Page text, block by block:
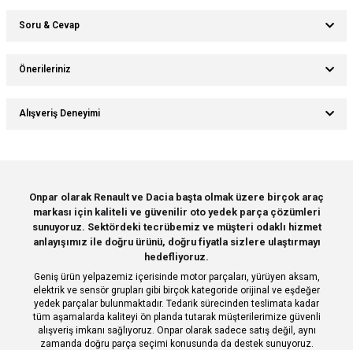
Soru & Cevap
Önerileriniz
Bu ürünün fiyat bilgisi, resim, ürün açıklamalarında ve diğer konularda
yetersiz gördüğünüz noktaları öneri formunu kullanarak tarafımıza
Ürün resmi kalitesiz, bozuk veya görüntülenemiyor.
Ürün açıklamasında eksik bilgiler bulunuyor.
Ürün bilgilerinde hatalar bulunuyor.
Ürün fiyatı diğer sitelerden daha pahalı.
Bu ürüne benzer farklı alternatifler olmalı.
Alışveriş Deneyimi
Deneyimini Paylaş
Onpar olarak Renault ve Dacia başta olmak üzere birçok araç
markası için kaliteli ve güvenilir oto yedek parça çözümleri
sunuyoruz. Sektördeki tecrübemiz ve müşteri odaklı hizmet
anlayışımız ile doğru ürünü, doğru fiyatla sizlere ulaştırmayı
hedefliyoruz.
Geniş ürün yelpazemiz içerisinde motor parçaları, yürüyen aksam,
elektrik ve sensör grupları gibi birçok kategoride orijinal ve eşdeğer
yedek parçalar bulunmaktadır. Tedarik sürecinden teslimata kadar
tüm aşamalarda kaliteyi ön planda tutarak müşterilerimize güvenli
alışveriş imkanı sağlıyoruz. Onpar olarak sadece satış değil, aynı
zamanda doğru parça seçimi konusunda da destek sunuyoruz.